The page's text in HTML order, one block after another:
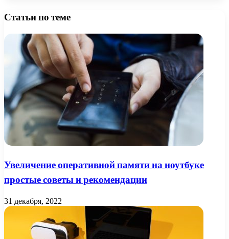
Статьи по теме
Увеличение оперативной памяти на ноутбуке
простые советы и рекомендации
31 декабря, 2022